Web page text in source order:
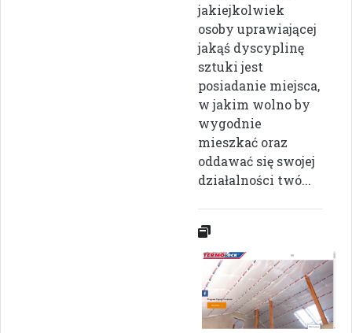
jakiejkolwiek
osoby uprawiającej
jakąś dyscyplinę
sztuki jest
posiadanie miejsca,
w jakim wolno by
wygodnie
mieszkać oraz
oddawać się swojej
działalności twó...